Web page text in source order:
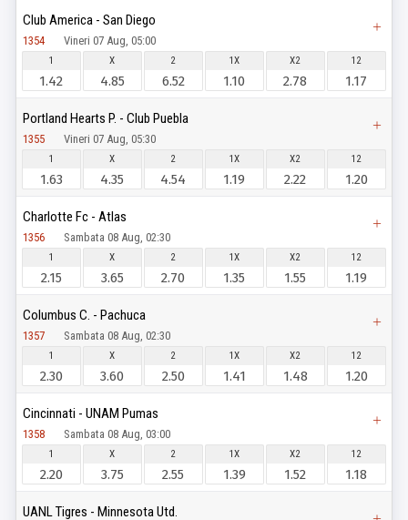
Club America - San Diego
1354 Vineri 07 Aug, 05:00
1
1.42
X
4.85
2
6.52
1X
1.10
X2
2.78
12
1.17
Portland Hearts P. - Club Puebla
1355 Vineri 07 Aug, 05:30
1
1.63
X
4.35
2
4.54
1X
1.19
X2
2.22
12
1.20
Charlotte Fc - Atlas
1356 Sambata 08 Aug, 02:30
1
2.15
X
3.65
2
2.70
1X
1.35
X2
1.55
12
1.19
Columbus C. - Pachuca
1357 Sambata 08 Aug, 02:30
1
2.30
X
3.60
2
2.50
1X
1.41
X2
1.48
12
1.20
Cincinnati - UNAM Pumas
1358 Sambata 08 Aug, 03:00
1
2.20
X
3.75
2
2.55
1X
1.39
X2
1.52
12
1.18
UANL Tigres - Minnesota Utd.